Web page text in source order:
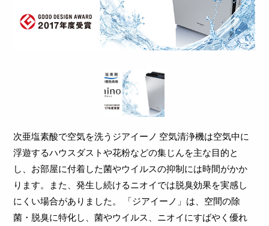
次亜塩素酸で空気を洗うジアイーノ 空気清浄機は空気中に
浮遊するハウスダストや花粉などの集じんを主な目的と
し、お部屋に付着した菌やウイルスの抑制には時間がかか
ります。また、発生し続けるニオイでは脱臭効果を実感し
にくい場合がありました。
「ジアイーノ」は、空間の除
菌・脱臭に特化し、菌やウイルス、ニオイにすばやく優れ